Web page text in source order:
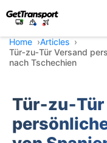
Home
Articles
Tür‑zu‑Tür Versand
nach Tschechien